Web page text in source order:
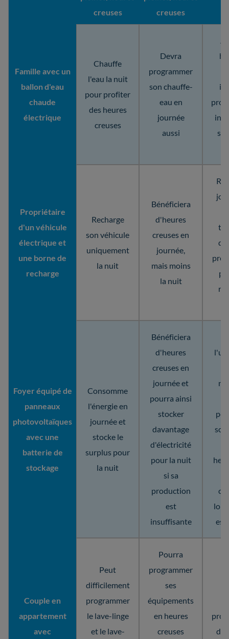
creuses
creuses
Famille avec un
ballon d'eau
chaude
électrique
Chauffe
l'eau la nuit
pour profiter
des heures
creuses
Devra
programmer
son chauffe-
eau en
journée
aussi
Propriétaire
d'un véhicule
électrique et
une borne de
recharge
Recharge
son véhicule
uniquement
la nuit
Bénéficiera
d'heures
creuses en
journée,
mais moins
la nuit
Foyer équipé de
panneaux
photovoltaïques
avec une
batterie de
stockage
Consomme
l'énergie en
journée et
stocke le
surplus pour
la nuit
Bénéficiera
d'heures
creuses en
journée et
pourra ainsi
stocker
davantage
d'électricité
pour la nuit
si sa
production
est
insuffisante
est
Couple en
appartement
avec
Peut
difficilement
programmer
le lave-linge
et le lave-
Pourra
programmer
ses
équipements
en heures
creuses